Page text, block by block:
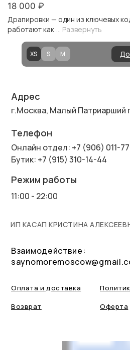
18 000 ₽
Драпировки — один из ключевых
работают как
... Развернуть
XS S M
Оферта
Оплата и доставка
Возврат
Взаимодействие:
Адрес
г.Москва, Малый Патриарший
Режим работы
11:00 - 22:00
Телефон
Онлайн отдел: +7 (906) 011-
Бутик: +7 (915) 310-14-44
ИП КАСАП КРИСТИНА